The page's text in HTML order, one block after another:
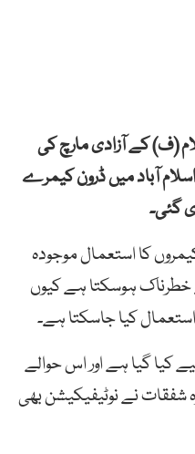
(ف) کے آزادی مارچ کی
آباد میں ڈرون کیمرے
گئی۔
کا استعمال موجودہ
خطرناک ہوسکتا ہے کیوں
کیا جاسکتا ہے۔
کیا گیا ہے اور اس حوالے
شفقات نے نوٹیفیکیشن بھی